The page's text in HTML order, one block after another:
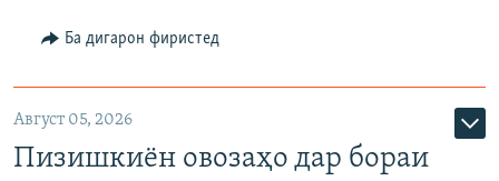
Ба дигарон фиристед
Август 05, 2026
Пизишкиён овозаҳо дар бораи